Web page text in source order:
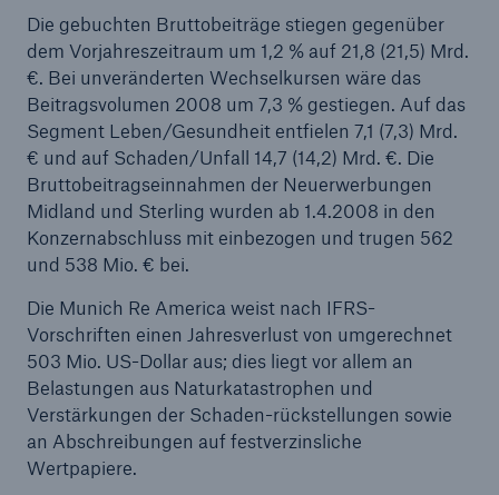
Die gebuchten Bruttobeiträge stiegen gegenüber
dem Vorjahreszeitraum um 1,2 % auf 21,8 (21,5) Mrd.
€. Bei unveränderten Wechselkursen wäre das
Beitragsvolumen 2008 um 7,3 % gestiegen. Auf das
Segment Leben/Gesundheit entfielen 7,1 (7,3) Mrd.
€ und auf Schaden/Unfall 14,7 (14,2) Mrd. €. Die
Bruttobeitragseinnahmen der Neuerwerbungen
Midland und Sterling wurden ab 1.4.2008 in den
Konzernabschluss mit einbezogen und trugen 562
und 538 Mio. € bei.
Die Munich Re America weist nach IFRS-
Vorschriften einen Jahresverlust von umgerechnet
503 Mio. US-Dollar aus; dies liegt vor allem an
Belastungen aus Naturkatastrophen und
Verstärkungen der Schaden-rückstellungen sowie
an Abschreibungen auf festverzinsliche
Wertpapiere.
individuelle Lösungen für Kunden schaffen
Allfinanz bietet automatisierte Risikoprüfung für
Lebensversicherer im deutschen Sprachraum an
Innovative renewable energy insurance facility
introduced to cover risks in developing countries
Munich Re nimmt Aktienrückkaufprogramm
wieder auf
Partnerschaft
Solvency II jetzt wichtigste Herausforderung für
Erstversicherer in Europa
Gemeinschaftsunternehmen Dii nimmt Arbeit auf
Munich Re erzielt 1,8 Mrd. € Gewinn in den ersten